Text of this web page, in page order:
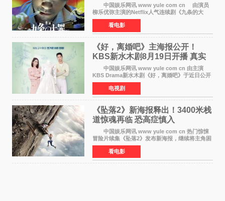
笔将全面揭晓
中国娱乐网讯 www yule com cn 由演员
柳乐优弥主演的Netflix人气连续剧《九条的大
罪》正式宣布改编为电影，将于明年1月8日全国
上映。柳乐优弥与SixTONES松村北斗再度联
手，为观众带来这部
看电影
《好，离婚吧》主海报公开！
KBS新水木剧8月19日开播 真实
离婚体验记来袭
中国娱乐网讯 www yule com cn 由主演
KBS Drama新水木剧《好，离婚吧》于近日公开
主海报，正式进入开播倒计时。 海报中，男
女主角背对背站立，各自望向不同方向，中央的
空白与冷漠的表情
电视剧
《坠落2》新海报释出！3400米栈
道惊魂再临 恐高症慎入
中国娱乐网讯 www yule com cn 热门惊悚
冒险片续集《坠落2》发布新海报，继续将主角困
于绝境高处——这一次，是摇摇欲坠的徒步栈
道。该片将于今年9月2日北美上映，恐高症患者
请提前做好心理
看电影